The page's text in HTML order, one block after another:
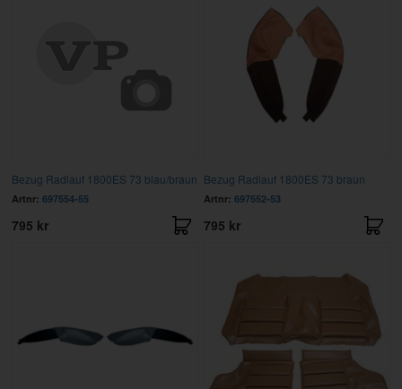
Bezug Radlauf 1800ES 73 blau/braun
Artnr: 697554-55
795 kr
Bezug Radlauf 1800ES 73 braun
Artnr: 697552-53
795 kr